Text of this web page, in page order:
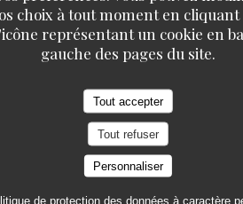
choix à tout moment en
représentant un cookie en
gauche des pages du site.
Tout accepter
Tout refuser
Personnaliser
de protection des données à caractère
sont bons